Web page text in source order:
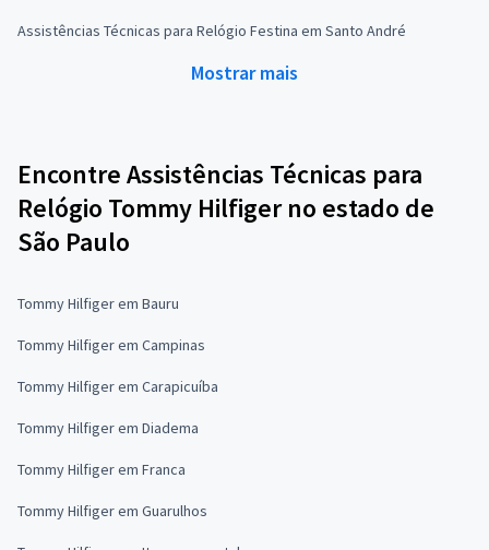
Assistências Técnicas para Relógio Festina em Santo André
Mostrar mais
Encontre Assistências Técnicas para
Relógio Tommy Hilfiger no estado de
São Paulo
Tommy Hilfiger em Bauru
Tommy Hilfiger em Campinas
Tommy Hilfiger em Carapicuíba
Tommy Hilfiger em Diadema
Tommy Hilfiger em Franca
Tommy Hilfiger em Guarulhos